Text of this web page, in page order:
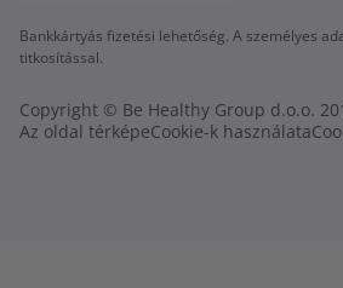
Bankkártyás fizetési lehetőség. A személyes
titkosítással.
Copyright © Be Healthy Group d.o.o.
Az oldal térképeCookie-k használata